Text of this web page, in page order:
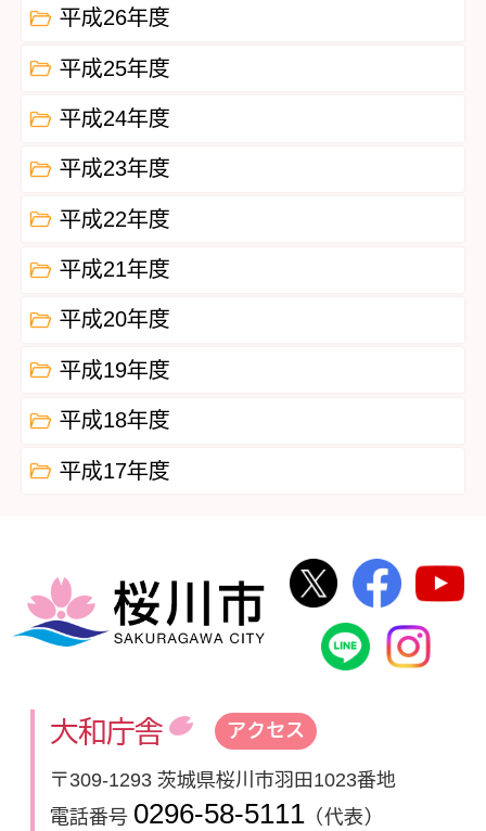
平成26年度
平成25年度
平成24年度
平成23年度
平成22年度
平成21年度
平成20年度
平成19年度
平成18年度
平成17年度
桜川市
桜川市公式
桜川
桜川市公
大和庁舎 アクセス
〒309-1293 茨城県桜川市羽田1023番地
電話番号 0296-58-5111 （代表）